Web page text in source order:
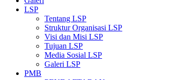
LSP
Tentang LSP
Struktur Organisasi LSP
Visi dan Misi LSP
Tujuan LSP
Media Sosial LSP
Galeri LSP
PMB